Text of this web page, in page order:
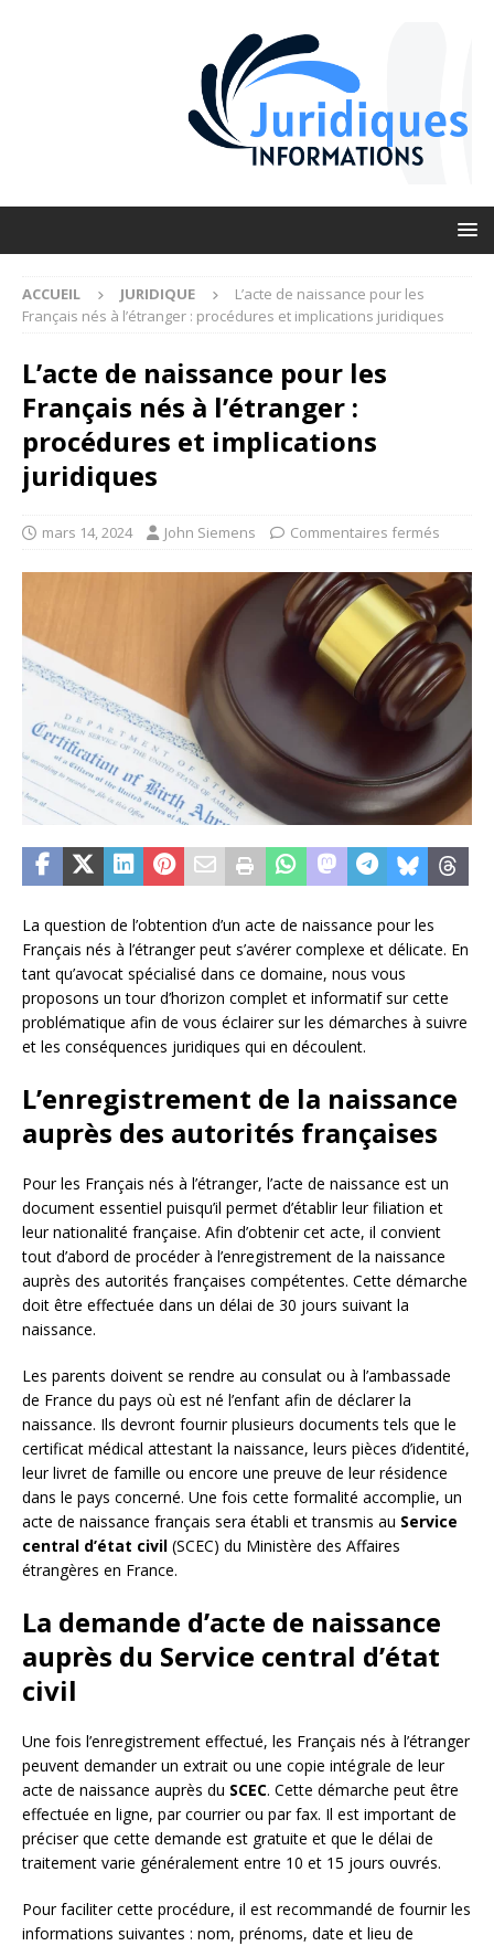
ACCUEIL JURIDIQUE
L’acte de naissance pour les
Français nés à l’étranger : procédures et implications juridiques
L’acte de naissance pour les
Français nés à l’étranger :
procédures et implications
juridiques
mars 14, 2024 John Siemens Commentaires fermés
La question de l’obtention d’un acte de naissance pour les
Français nés à l’étranger peut s’avérer complexe et délicate. En
tant qu’avocat spécialisé dans ce domaine, nous vous
proposons un tour d’horizon complet et informatif sur cette
problématique afin de vous éclairer sur les démarches à suivre
et les conséquences juridiques qui en découlent.
L’enregistrement de la naissance
auprès des autorités françaises
Pour les Français nés à l’étranger, l’acte de naissance est un
document essentiel puisqu’il permet d’établir leur filiation et
leur nationalité française. Afin d’obtenir cet acte, il convient
tout d’abord de procéder à l’enregistrement de la naissance
auprès des autorités françaises compétentes. Cette démarche
doit être effectuée dans un délai de 30 jours suivant la
naissance.
Les parents doivent se rendre au consulat ou à l’ambassade
de France du pays où est né l’enfant afin de déclarer la
naissance. Ils devront fournir plusieurs documents tels que le
certificat médical attestant la naissance, leurs pièces d’identité,
leur livret de famille ou encore une preuve de leur résidence
dans le pays concerné. Une fois cette formalité accomplie, un
acte de naissance français sera établi et transmis au Service
central d’état civil (SCEC) du Ministère des Affaires
étrangères en France.
La demande d’acte de naissance
auprès du Service central d’état
civil
Une fois l’enregistrement effectué, les Français nés à l’étranger
peuvent demander un extrait ou une copie intégrale de leur
acte de naissance auprès du SCEC. Cette démarche peut être
effectuée en ligne, par courrier ou par fax. Il est important de
préciser que cette demande est gratuite et que le délai de
traitement varie généralement entre 10 et 15 jours ouvrés.
Pour faciliter cette procédure, il est recommandé de fournir les
informations suivantes : nom, prénoms, date et lieu de